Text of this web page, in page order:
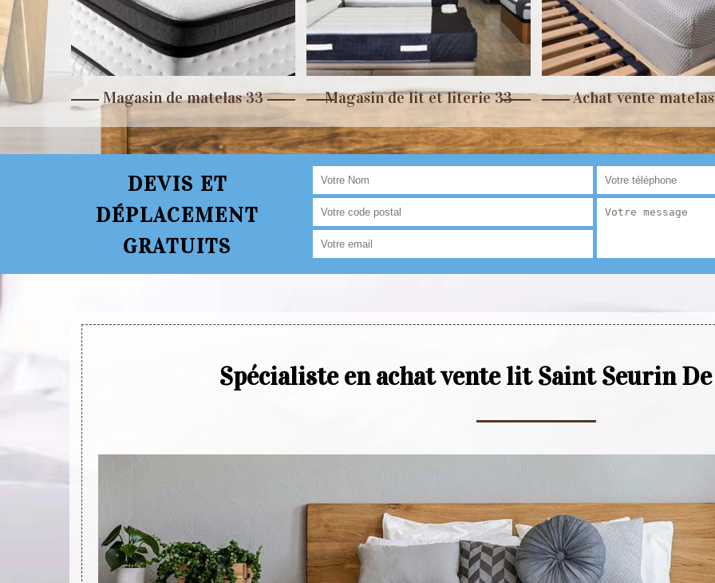
33 Magasin de matelas 33 Magasin de lit et literie 33 Achat vente
DEVIS ET
DÉPLACEMENT
GRATUITS
Spécialiste en achat vente lit Saint Seurin